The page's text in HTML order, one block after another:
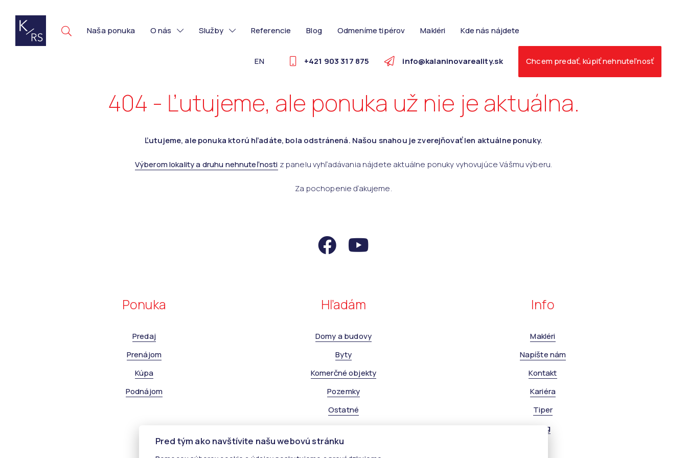
Naša ponuka O nás Služby Referencie Blog Odmeníme tipérov Makléri Kde nás nájdete
Chcem predať, kúpiť nehnuteľnosť
EN +421 903 317 875 info@kalaninovareality.sk
404 - Ľutujeme, ale ponuka už nie je aktuálna.
Ľutujeme, ale ponuka ktorú hľadáte, bola odstránená. Našou snahou je zverejňovať len aktuálne ponuky.
Výberom lokality a druhu nehnuteľnosti z panelu vyhľadávania nájdete aktuálne ponuky vyhovujúce Vášmu výberu.
Za pochopenie ďakujeme.
Ponuka
Predaj
Prenájom
Kúpa
Podnájom
Hľadám
Domy a budovy
Byty
Komerčné objekty
Pozemky
Ostatné
Info
Makléri
Napíšte nám
Kontakt
Kariéra
Tiper
Blog
Pred tým ako navštívite našu webovú stránku